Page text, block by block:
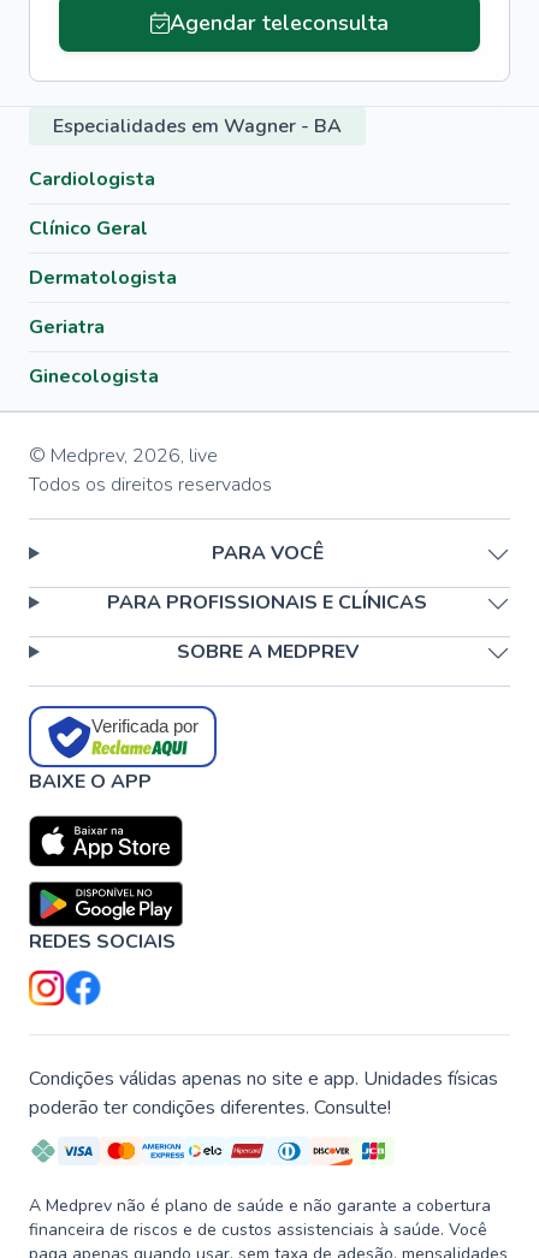
Agendar teleconsulta
Especialidades em Wagner - BA
Cardiologista
Clínico Geral
Dermatologista
Geriatra
Ginecologista
© Medprev, 2026, live
Todos os direitos reservados
PARA VOCÊ
PARA PROFISSIONAIS E CLÍNICAS
SOBRE A MEDPREV
Verificada por
BAIXE O APP
REDES SOCIAIS
Condições válidas apenas no site e app. Unidades físicas
poderão ter condições diferentes. Consulte!
A Medprev não é plano de saúde e não garante a cobertura
financeira de riscos e de custos assistenciais à saúde. Você